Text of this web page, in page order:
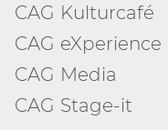
CAG Kulturcafé
CAG eXperience
CAG Media
CAG Stage-it